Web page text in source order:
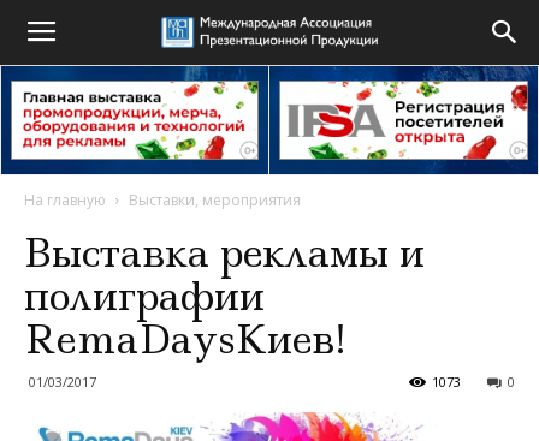
На главную Выставки, мероприятия
Выставка рекламы и
полиграфии
RemaDaysКиев!
01/03/2017 0
1073